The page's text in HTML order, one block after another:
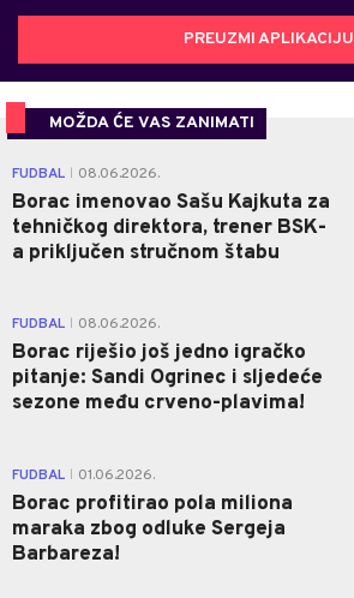
PREUZMI APLIKACIJU
MOŽDA ĆE VAS ZANIMATI
FUDBAL 08.06.2026.
Borac imenovao Sašu Kajkuta za
tehničkog direktora, trener BSK-
a priključen stručnom štabu
FUDBAL 08.06.2026.
Borac riješio još jedno igračko
pitanje: Sandi Ogrinec i sljedeće
sezone među crveno-plavima!
FUDBAL 01.06.2026.
Borac profitirao pola miliona
maraka zbog odluke Sergeja
Barbareza!